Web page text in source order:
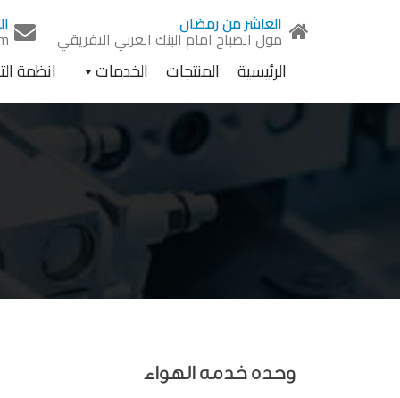
العاشر من رمضان
مول الصباح امام البنك العربي الافريقي
الرئيسية المنتجات الخدمات انظمة
وحده خدمه الهواء